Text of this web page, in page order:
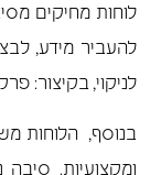
לוחות מחיקים
להעביר מידע,
לניקוי, בקיצור:
בנוסף, הלוחות
ומקצועיות.